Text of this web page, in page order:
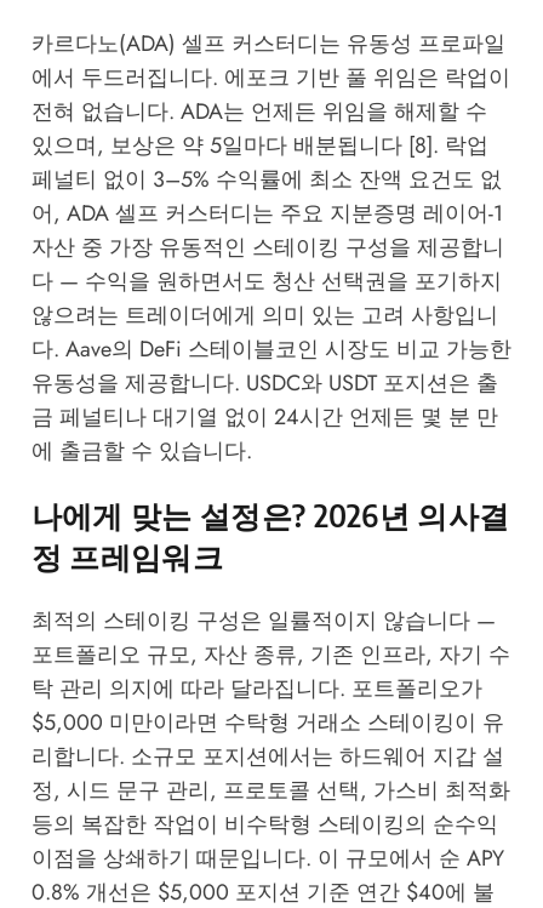
카르다노(ADA) 셀프 커스터디는 유동성 프로파일
에서 두드러집니다. 에포크 기반 풀 위임은 락업이
전혀 없습니다. ADA는 언제든 위임을 해제할 수
있으며, 보상은 약 5일마다 배분됩니다 [8]. 락업
페널티 없이 3–5% 수익률에 최소 잔액 요건도 없
어, ADA 셀프 커스터디는 주요 지분증명 레이어-1
자산 중 가장 유동적인 스테이킹 구성을 제공합니
다 — 수익을 원하면서도 청산 선택권을 포기하지
않으려는 트레이더에게 의미 있는 고려 사항입니
다. Aave의 DeFi 스테이블코인 시장도 비교 가능한
유동성을 제공합니다. USDC와 USDT 포지션은 출
금 페널티나 대기열 없이 24시간 언제든 몇 분 만
에 출금할 수 있습니다.
나에게 맞는 설정은? 2026년 의사결
정 프레임워크
최적의 스테이킹 구성은 일률적이지 않습니다 —
포트폴리오 규모, 자산 종류, 기존 인프라, 자기 수
탁 관리 의지에 따라 달라집니다. 포트폴리오가
$5,000 미만이라면 수탁형 거래소 스테이킹이 유
리합니다. 소규모 포지션에서는 하드웨어 지갑 설
정, 시드 문구 관리, 프로토콜 선택, 가스비 최적화
등의 복잡한 작업이 비수탁형 스테이킹의 순수익
이점을 상쇄하기 때문입니다. 이 규모에서 순 APY
0.8% 개선은 $5,000 포지션 기준 연간 $40에 불